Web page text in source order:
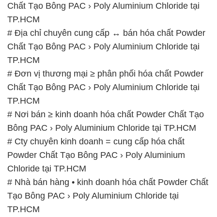
Chất Tạo Bông PAC › Poly Aluminium Chloride tại
TP.HCM
# Địa chỉ chuyên cung cấp ↔ bán hóa chất Powder
Chất Tạo Bông PAC › Poly Aluminium Chloride tại
TP.HCM
# Đơn vị thương mại ≥ phân phối hóa chất Powder
Chất Tạo Bông PAC › Poly Aluminium Chloride tại
TP.HCM
# Nơi bán ≥ kinh doanh hóa chất Powder Chất Tạo
Bông PAC › Poly Aluminium Chloride tại TP.HCM
# Cty chuyên kinh doanh = cung cấp hóa chất
Powder Chất Tạo Bông PAC › Poly Aluminium
Chloride tại TP.HCM
# Nhà bán hàng • kinh doanh hóa chất Powder Chất
Tạo Bông PAC › Poly Aluminium Chloride tại
TP.HCM